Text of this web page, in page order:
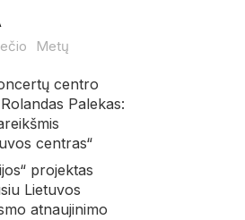
Metų
centro
Palekas:
centras“
projektas
Lietuvos
atnaujinimo